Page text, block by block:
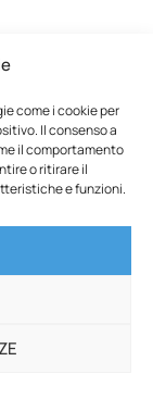
come i cookie per
Il consenso a
il comportamento
o ritirare il
e funzioni.